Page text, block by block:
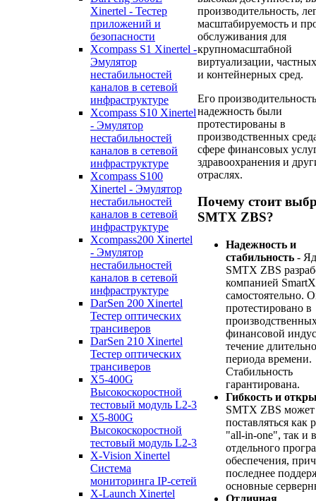
Xinertel - Тестер
приложений и
безопасности
Xcompass S1 Xinertel -
Эмулятор
нестабильностей
каналов в сетевой
инфраструктуре
Xcompass S10 Xinertel
- Эмулятор
нестабильностей
каналов в сетевой
инфраструктуре
Xcompass S100
Xinertel - Эмулятор
нестабильностей
каналов в сетевой
инфраструктуре
Xcompass200 Xinertel
- Эмулятор
нестабильностей
каналов в сетевой
инфраструктуре
DarSen 200 Xinertel
Тестер оптических
трансиверов
DarSen 210 Xinertel
Тестер оптических
трансиверов
X5-400G
Высокоскоростной
тестовый модуль L2-3
X5-800G
Высокоскоростной
тестовый модуль L2-3
X-Vision Xinertel
Система
мониторинга IP-сетей
X-Launch Xinertel
производительность,
масштабируемость и
обслуживания для
крупномасштабной
виртуализации,
и контейнерных сред.
Его
надежность были
протестированы в
производственных
сфере финансовых
здравоохранения и
отраслях.
Почему стоит
SMTX ZBS?
Надежность и
стабильность -
SMTX ZBS
компанией SmartX
самостоятельно.
протестировано в
финансовой
течение
периода времени.
Стабильность
гарантирована.
Гибкость и
SMTX ZBS может
поставляться как
"all-in-one", так и
отдельного
обеспечения,
последнее
основные
Отличная